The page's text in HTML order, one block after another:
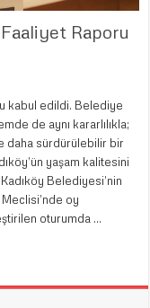
Raporu
kabul edildi. Belediye
de aynı kararlılıkla;
daha sürdürülebilir bir
yaşam kalitesini
Belediyesi’nin
oy
oturumda …